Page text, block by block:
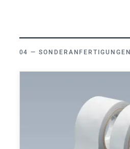
SONDERANFERTIGUNGEN